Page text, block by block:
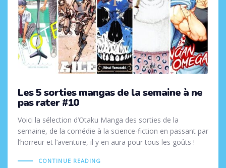
Les 5 sorties mangas de la semaine à ne
pas rater #10
Voici la sélection d’Otaku Manga des sorties de la
semaine, de la comédie à la science-fiction en passant par
l’horreur et l’aventure, il y en aura pour tous les goûts !
CONTINUE READING